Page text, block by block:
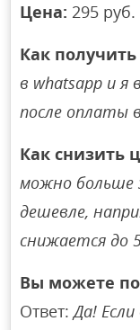
Цена: 295 руб.
Как получить
в whatsapp и
после оплаты
Как снизить
можно больше
дешевле,
снижается до
Вы можете
Ответ:Да!